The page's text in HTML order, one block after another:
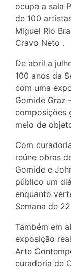
ocupa a sala
de 100
Miguel Rio
Cravo Neto .
De abril a
100 anos da
com uma
Gomide Graz
composições
meio de
Com
reúne obras
Gomide e
público um
enquanto
Semana de
Também em
exposição
Arte
curadoria de